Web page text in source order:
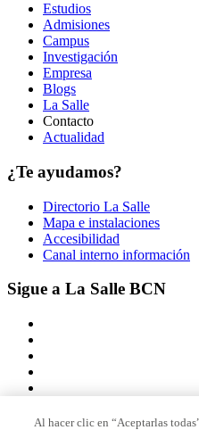
Estudios
Admisiones
Campus
Investigación
Empresa
Blogs
La Salle
Contacto
Actualidad
¿Te ayudamos?
Directorio La Salle
Mapa e instalaciones
Accesibilidad
Canal interno información
Sigue a La Salle BCN
Al hacer clic en “Aceptarlas